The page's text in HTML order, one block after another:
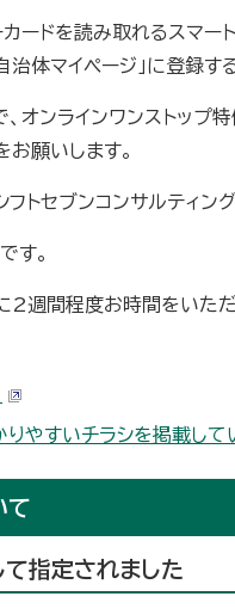
ードを読み取れるスマー
体マイページ」に登録す
オンラインワンストップ
願いします。
セブンコンサルティン
す。
2週間程度お時間をいただ
やすいチラシを掲載してい
て
指定されました